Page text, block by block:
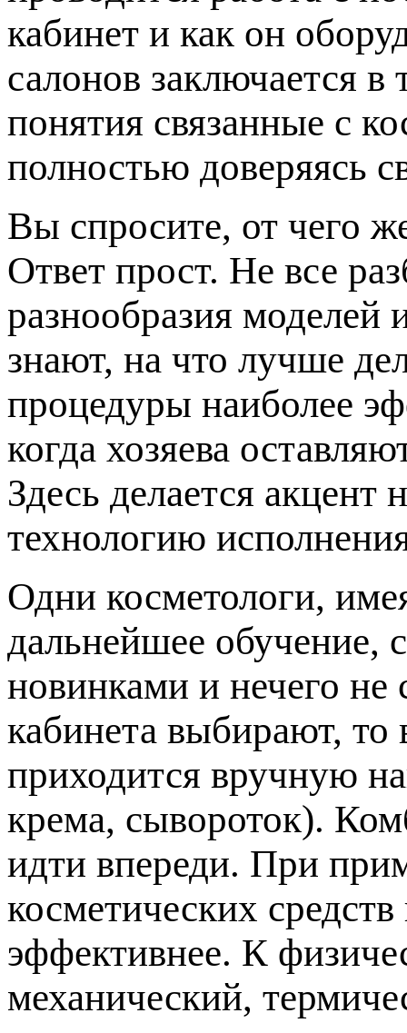
кабинет и как он
салонов заключается
понятия связанные с
полностью доверяясь
Вы спросите, от чего
Ответ прост. Не все
разнообразия моделей
знают, на что лучше
процедуры наиболее
когда хозяева
Здесь делается акцент
технологию
Одни косметологи,
дальнейшее обучение,
новинками и нечего
кабинета выбирают, то
приходится вручную
крема, сывороток).
идти впереди. При
косметических
эффективнее. К
механический,